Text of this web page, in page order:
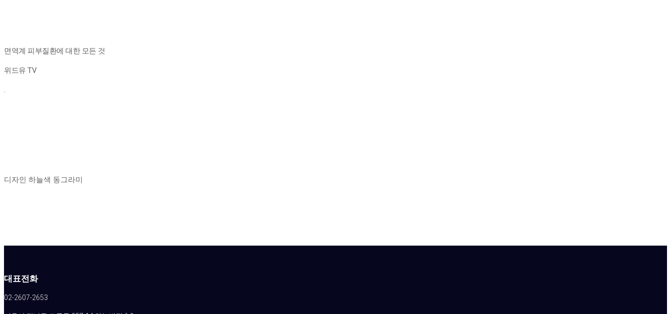
면역계 피부질환에 대한 모든 것
위드유 TV
.
디자인 하늘색 동그라미
대표전화
02-2607-2653